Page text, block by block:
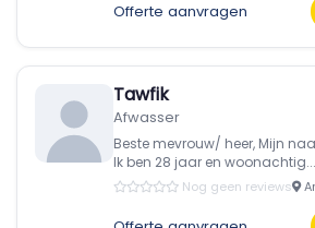
Offerte aanvragen
Tawfik
Afwasser
Beste mevrouw/ heer, Mijn
Ik ben 28 jaar en woonachtig...
Nog geen reviews